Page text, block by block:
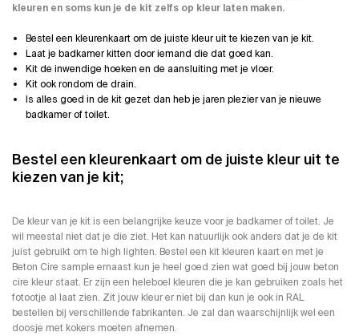
kleuren en soms kun je de kit zelfs op kleur laten maken.
Bestel een kleurenkaart om de juiste kleur uit te kiezen van je kit.
Laat je badkamer kitten door iemand die dat goed kan.
Kit de inwendige hoeken en de aansluiting met je vloer.
Kit ook rondom de drain.
Is alles goed in de kit gezet dan heb je jaren plezier van je nieuwe
badkamer of toilet.
Bestel een kleurenkaart om de juiste kleur uit te
kiezen van je kit;
De kleur van je kit is een belangrijke keuze voor je badkamer of toilet. Je
wil meestal niet dat je die ziet. Het kan natuurlijk ook anders dat je de kit
juist gebruikt om te high lighten. Bestel een kit kleuren kaart en met je
Beton Cire sample ernaast kun je heel goed zien wat goed bij jouw beton
cire kleur staat. Er zijn een heleboel kleuren die je kan gebruiken zoals het
fotootje al laat zien. Zit jouw kleur er niet bij dan kun je ook in RAL
bestellen bij verschillende fabrikanten. Je zal dan waarschijnlijk wel een
doosje met kokers moeten afnemen.